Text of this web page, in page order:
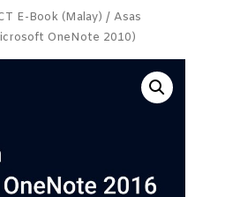
E-Book (Malay) / Asas
OneNote 2010)